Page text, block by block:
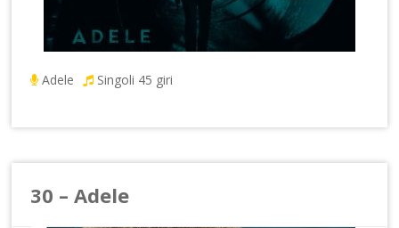
Adele Singoli 45 giri
30 – Adele